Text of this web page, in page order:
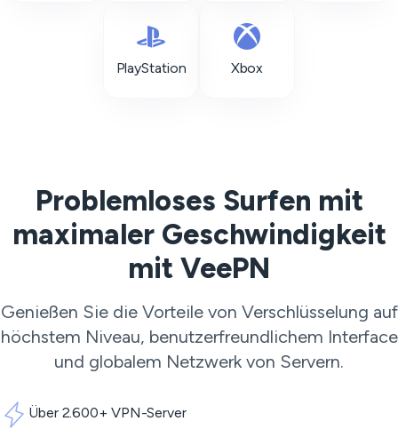
PlayStation Xbox
Problemloses Surfen mit
maximaler Geschwindigkeit
mit VeePN
Genießen Sie die Vorteile von Verschlüsselung auf
höchstem Niveau, benutzerfreundlichem Interface
und globalem Netzwerk von Servern.
Über 2.600+ VPN-Server